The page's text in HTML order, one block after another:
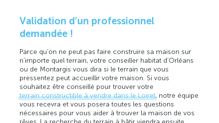
Validation d’un professionnel
demandée !
Parce qu’on ne peut pas faire construire sa maison sur
n’importe quel terrain, votre conseiller habitat d’Orléans
ou de Montargis vous dira si le terrain que vous
pressentez peut accueillir votre maison. Si vous
souhaitez être conseillé pour trouver votre
terrain constructible à vendre dans le Loiret, notre équipe
vous recevra et vous posera toutes les questions
nécessaires pour vous aider à trouver la maison de vos